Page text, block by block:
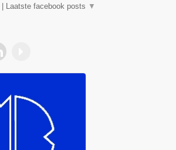
Laatste facebook posts ▼